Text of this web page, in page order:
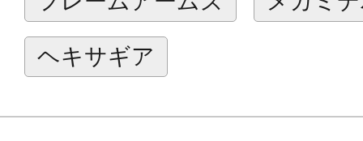
ヘキサギア